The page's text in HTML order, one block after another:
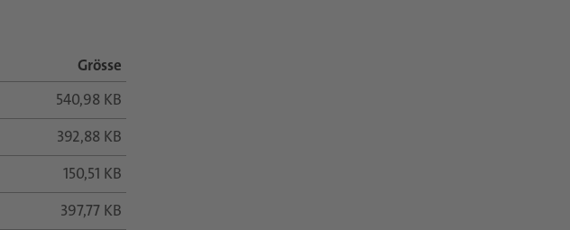
Grösse
540,98 KB
392,88 KB
150,51 KB
397,77 KB